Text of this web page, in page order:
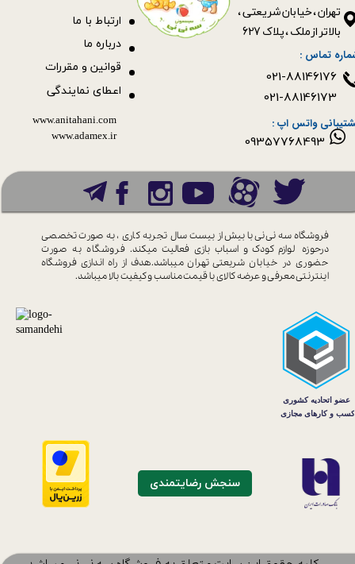
​​​​​​​تهران ، خیابان شریعتی ،
بالاتر از ملک ، پلاک 627​​​​​​​
قوانین و مقررات
ارتباط با ما
09357768493
درباره ما
اعطای نمایندگی
www.anitahani.com
www.ada​​​​​​​mex.ir
فروشگاه سه نی نی با بیش از بیست سال تجربه کاری ، به صورت تخصصی
درحوزه لوازم کودک و اسباب بازی فعالیت میکند. فروشگاه به صورت
حضوری در خیابان شریعتی تهران میباشد.هدف از راه اندازی فروشگاه
اینترنتی معرفی و عرضه کالای باقیمت مناسب و کیفیت بالا میباشد.
تماس :
واتس اپ :
سنجش رضایتمندی